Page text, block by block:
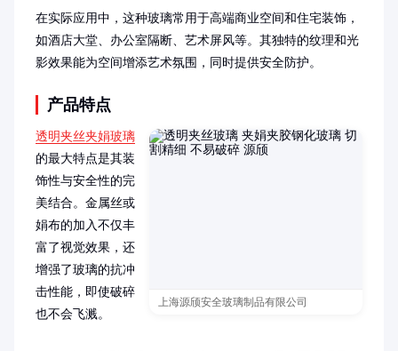
在实际应用中，这种玻璃常用于高端商业空间和住宅装饰，
如酒店大堂、办公室隔断、艺术屏风等。其独特的纹理和光
影效果能为空间增添艺术氛围，同时提供安全防护。
产品特点
上海源颀安全玻璃制品有限公司
透明夹丝夹娟玻璃
的最大特点是其装
饰性与安全性的完
美结合。金属丝或
娟布的加入不仅丰
富了视觉效果，还
增强了玻璃的抗冲
击性能，即使破碎
也不会飞溅。